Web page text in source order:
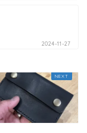
2024-11-27